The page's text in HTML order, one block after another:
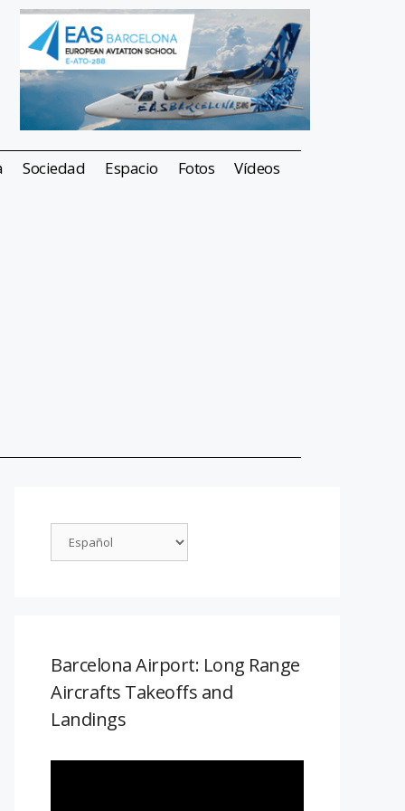
Sociedad Espacio Fotos Vídeos
Barcelona Airport: Long Range
Aircrafts Takeoffs and
Landings